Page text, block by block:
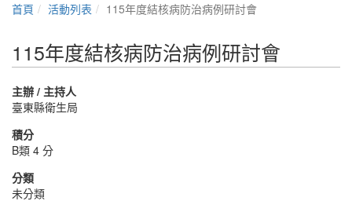
首頁 活動列表 115年度結核病防治病例研討會
115年度結核病防治病例研討會
主辦 / 主持人
臺東縣衛生局
積分
B類 4 分
分類
未分類